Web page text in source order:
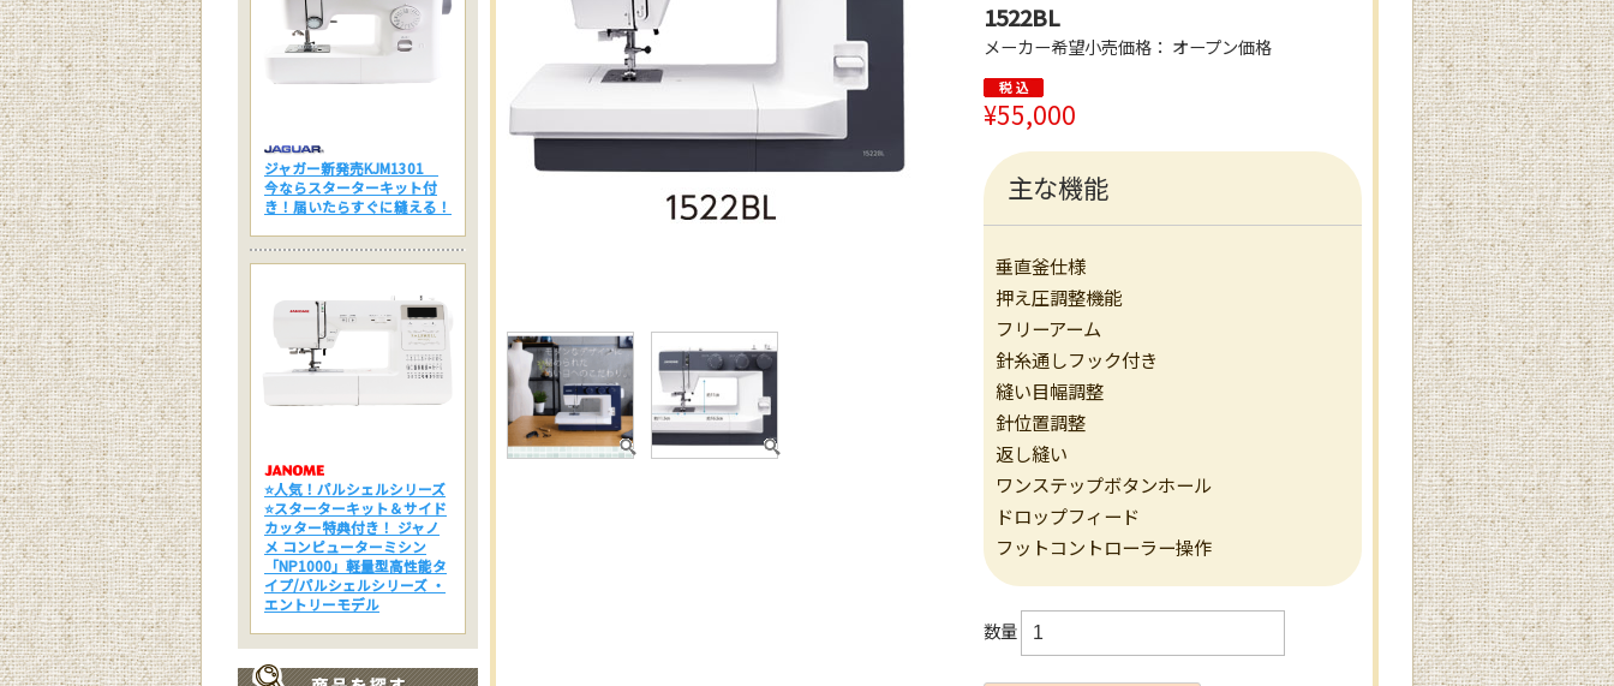
1522BL
メーカー希望小売価格： オープン価格
¥55,000
主な機能
垂直釜仕様
押え圧調整機能
フリーアーム
針糸通しフック付き
縫い目幅調整
針位置調整
返し縫い
ワンステップボタンホール
ドロップフィード
フットコントローラー操作
数量
ジャガー新発売KJM1301
今ならスターターキット付
き！届いたらすぐに縫える！
⭐人気！パルシェルシリーズ
⭐スターターキット＆サイド
カッター特典付き！ ジャノ
メ コンピューターミシン
「NP1000」軽量型高性能タ
イプ/パルシェルシリーズ ・
エントリーモデル